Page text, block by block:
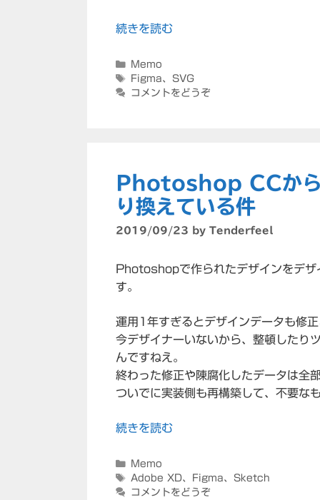
続きを読む
カ
テ
ゴ
Memo
タ
グ
Figma、 SVG
コメントをどうぞ
Photoshop CCから
り換えている件
2019/09/23 by Tenderfeel
Photoshopで作られたデザインをデザ
す。
運用1年すぎるとデザインデータも修
今デザイナーいないから、整頓したり
んですねえ。
終わった修正や陳腐化したデータは全
ついでに実装側も再構築して、不要な
続きを読む
カ
テ
ゴ
Memo
タ
グ
Adobe XD、 Figma、 Sketch
コメントをどうぞ